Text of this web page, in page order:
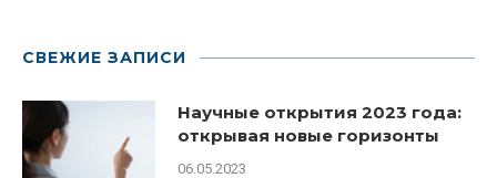
СВЕЖИЕ ЗАПИСИ
Научные открытия 2023 года:
открывая новые горизонты
06.05.2023